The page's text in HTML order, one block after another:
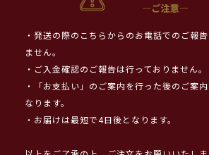
・発送の際のこちらからのお電話でのご報
ません。
・ご入金確認のご報告は行っておりません。
・「お支払い」のご案内を行った後のご案
なります。
・お届けは最短で4日後となります。